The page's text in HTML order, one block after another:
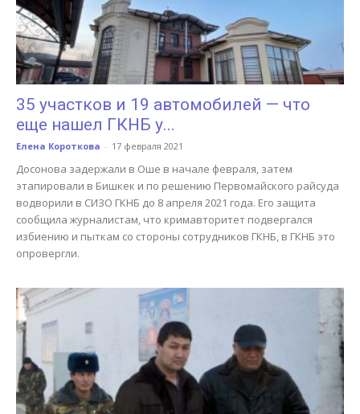
35 участков и 19 автомобилей — что
еще нашел ГКНБ у...
Елена Короткова - 17 февраля 2021
Досонова задержали в Оше в начале февраля, затем
этапировали в Бишкек и по решению Первомайского райсуда
водворили в СИЗО ГКНБ до 8 апреля 2021 года. Его защита
сообщила журналистам, что кримавторитет подвергался
избиению и пыткам со стороны сотрудников ГКНБ, в ГКНБ это
опровергли.